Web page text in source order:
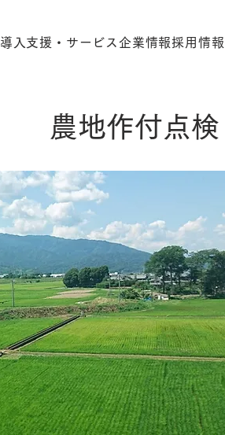
導入支援・サービス 企業情報採用情報
農地作付点検